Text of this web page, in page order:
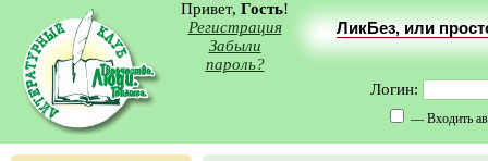
Привет, Гость!
Регистрация
Забыли
пароль?
ЛикБез, или
Логин:
— Входить